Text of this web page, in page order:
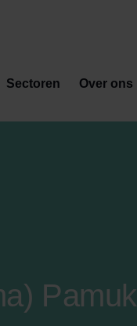
Sectoren Over ons
Pamuk